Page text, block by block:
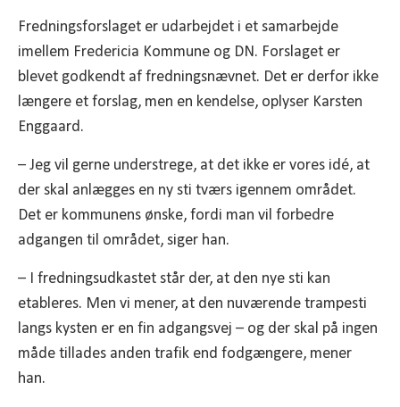
Fredningsforslaget er udarbejdet i et samarbejde
imellem Fredericia Kommune og DN. Forslaget er
blevet godkendt af fredningsnævnet. Det er derfor ikke
længere et forslag, men en kendelse, oplyser Karsten
Enggaard.
– Jeg vil gerne understrege, at det ikke er vores idé, at
der skal anlægges en ny sti tværs igennem området.
Det er kommunens ønske, fordi man vil forbedre
adgangen til området, siger han.
– I fredningsudkastet står der, at den nye sti kan
etableres. Men vi mener, at den nuværende trampesti
langs kysten er en fin adgangsvej – og der skal på ingen
måde tillades anden trafik end fodgængere, mener
han.